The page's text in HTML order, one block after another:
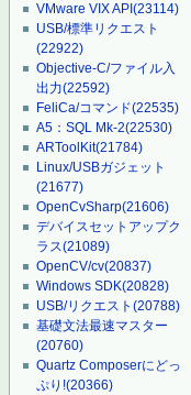
VMware VIX API(23114)
USB/標準リクエスト
(22922)
Objective-C/ファイル入
出力(22592)
FeliCa/コマンド(22535)
A5：SQL Mk-2(22530)
ARToolKit(21784)
Linux/USBガジェット
(21677)
OpenCvSharp(21606)
デバイスセットアップク
ラス(21089)
OpenCV/cv(20837)
Windows SDK(20828)
USB/リクエスト(20788)
基礎文法最速マスター
(20760)
Quartz Composerにどっ
ぷり!(20366)